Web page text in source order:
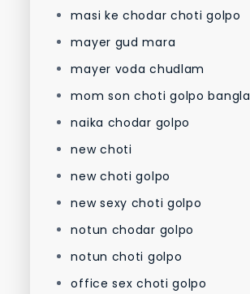
masi ke chodar choti golpo
mayer gud mara
mayer voda chudlam
mom son choti golpo bangla
naika chodar golpo
new choti
new choti golpo
new sexy choti golpo
notun chodar golpo
notun choti golpo
office sex choti golpo